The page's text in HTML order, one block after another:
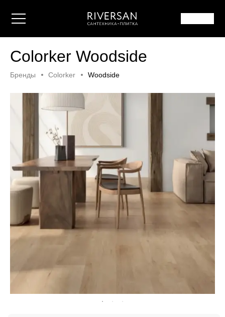
Colorker Woodside
Бренды Colorker Woodside